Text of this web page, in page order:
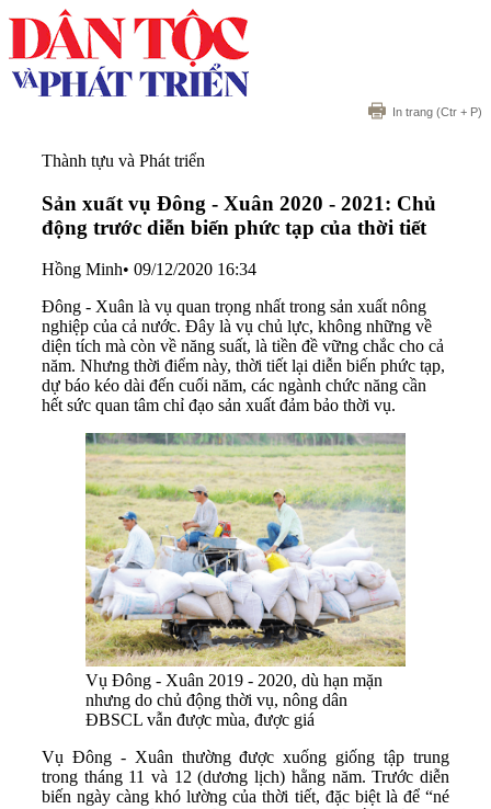
In trang (Ctr + P)
Thành tựu và Phát triển
Sản xuất vụ Đông - Xuân 2020 - 2021: Chủ
động trước diễn biến phức tạp của thời tiết
Hồng Minh• 09/12/2020 16:34
Đông - Xuân là vụ quan trọng nhất trong sản xuất nông
nghiệp của cả nước. Đây là vụ chủ lực, không những về
diện tích mà còn về năng suất, là tiền đề vững chắc cho cả
năm. Nhưng thời điểm này, thời tiết lại diễn biến phức tạp,
dự báo kéo dài đến cuối năm, các ngành chức năng cần
hết sức quan tâm chỉ đạo sản xuất đảm bảo thời vụ.
Vụ Đông - Xuân 2019 - 2020, dù hạn mặn
nhưng do chủ động thời vụ, nông dân
ĐBSCL vẫn được mùa, được giá
Vụ Đông - Xuân thường được xuống giống tập trung
trong tháng 11 và 12 (dương lịch) hằng năm. Trước diễn
biến ngày càng khó lường của thời tiết, đặc biệt là để “né